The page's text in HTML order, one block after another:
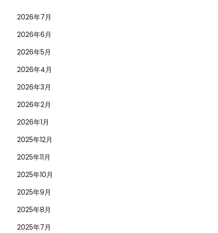
2026年7月
2026年6月
2026年5月
2026年4月
2026年3月
2026年2月
2026年1月
2025年12月
2025年11月
2025年10月
2025年9月
2025年8月
2025年7月